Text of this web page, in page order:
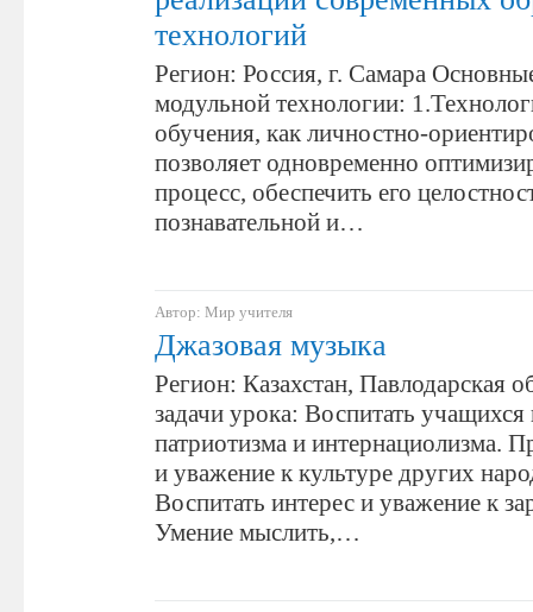
технологий
Регион: Россия, г. Самара
модульной технологии:
обучения, как личностно-
позволяет одновременно
процесс, обеспечить его
познавательной и…
Автор: Мир учителя
Джазовая музыка
Регион: Казахстан, Павлодарская
задачи урока: Воспитать учащихся
патриотизма и интернациолизма.
и уважение к культуре других
Воспитать интерес и уважение к
Умение мыслить,…